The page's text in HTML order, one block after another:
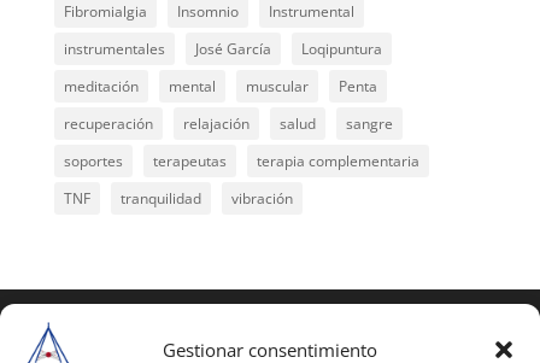
Gestionar consentimiento
Fibromialgia
Insomnio
Instrumental
instrumentales
José García
Loqipuntura
meditación
mental muscular
Penta
recuperación
relajación salud
sangre
soportes
terapeutas
terapia complementaria
TNF
tranquilidad vibración
reservados